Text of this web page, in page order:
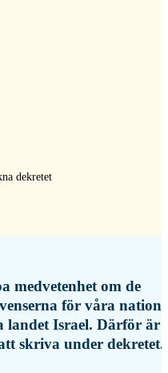
dekretet
medvetenhet om de
för våra
landet Israel. Därför är
skriva under dekretet.